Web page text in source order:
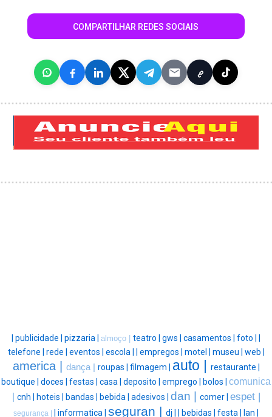
COMPARTILHAR REDES SOCIAIS
| publicidade | pizzaria | almoço | teatro | gws | casamentos | foto | |
telefone | rede | eventos | escola | | empregos | motel | museu | web |
america | dança | roupas | filmagem | auto | restaurante |
boutique | doces | festas | casa | deposito | emprego | bolos | comunica
cnh | hoteis | bandas | bebida | adesivos | dan | comer | espet |
segurança | | informatica | seguran | dj | | bebidas | festa | lan |